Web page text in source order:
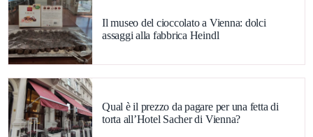
Il museo del cioccolato a Vienna: dolci
assaggi alla fabbrica Heindl
Qual è il prezzo da pagare per una fetta di
torta all’Hotel Sacher di Vienna?